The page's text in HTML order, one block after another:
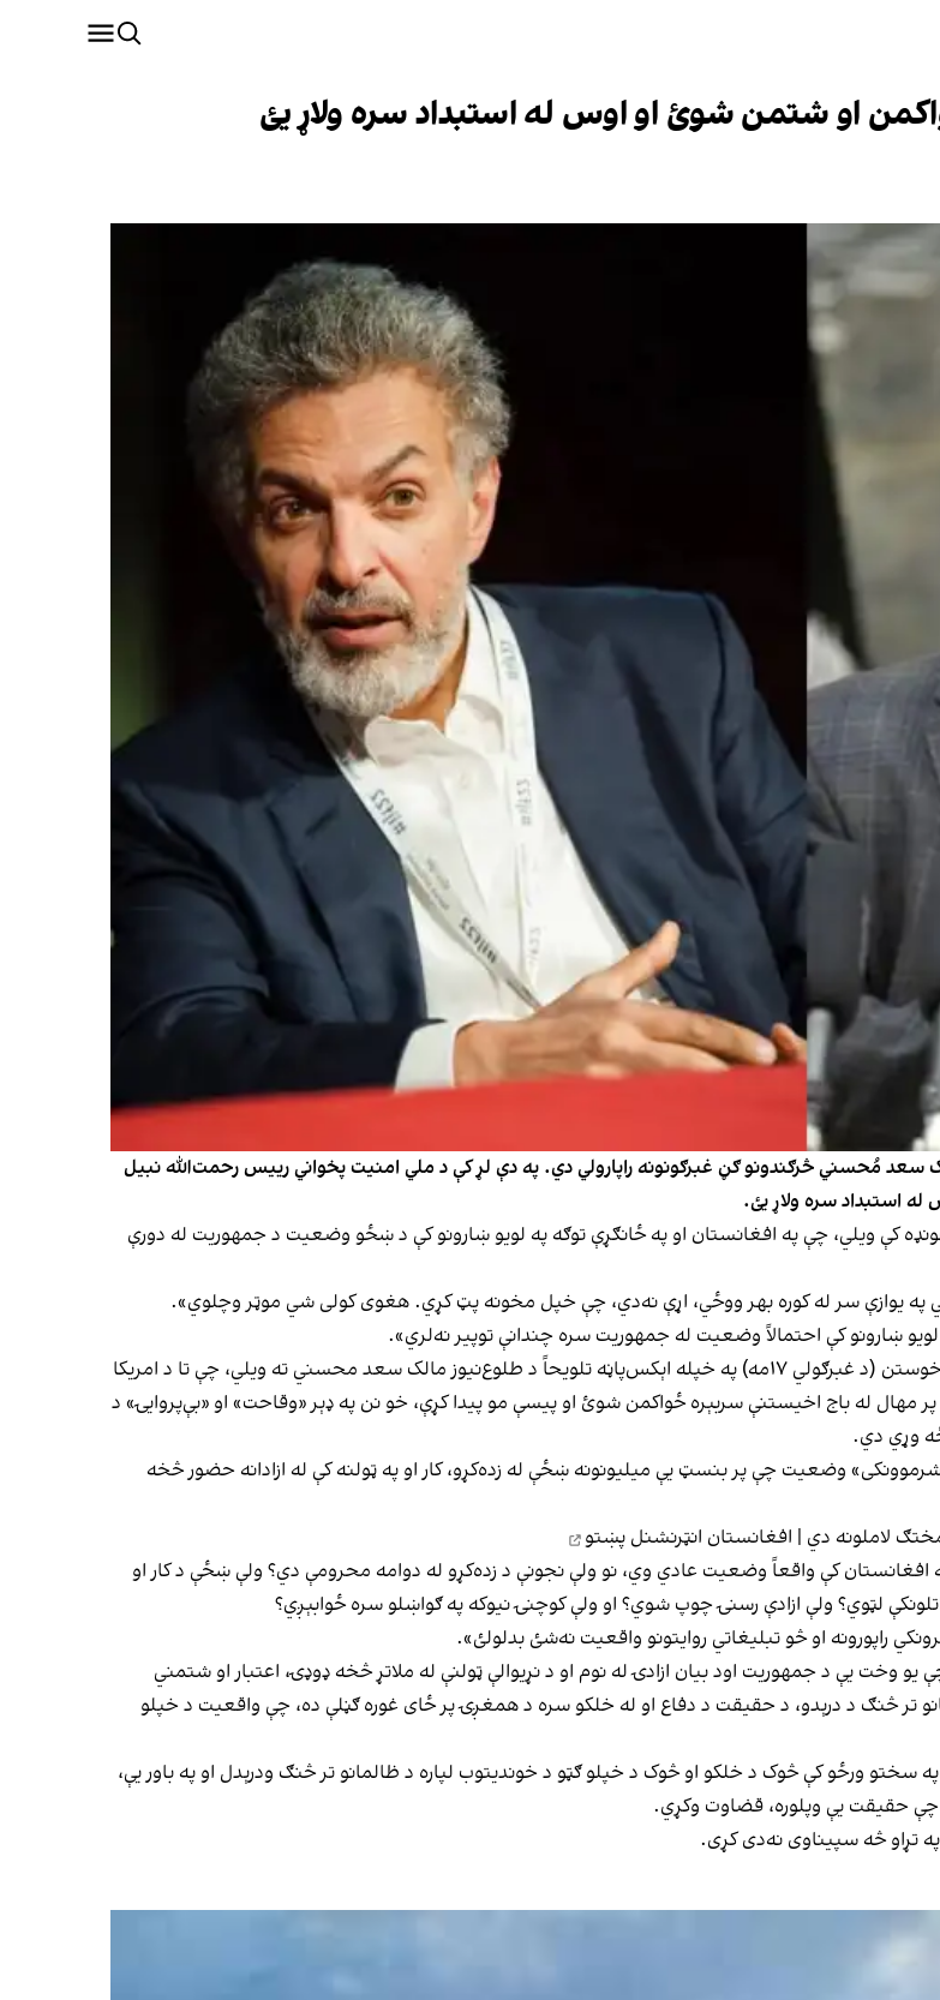
او شتمن شوئ او اوس له استبداد سره ولاړ یئ
مُحسني څرګندونو ګڼ غبرګونونه راپارولي دي. په دې لړ کې د ملي امنیت پخواني رييس رحمت‌الله نبیل
استبداد سره ولاړ یئ.
کې ویلي، چې په افغانستان او په ځانګړې توګه په لویو ښارونو کې د ښځو وضعیت د جمهوریت له دورې
یوازې سر له کوره بهر ووځي، اړې نه‌دي، چې خپل مخونه پټ کړي. هغوی کولی شي موټر وچلوي».
ښارونو کې احتمالاً وضعیت له جمهوریت سره چندانې توپیر نه‌لري».
د افغانستان د ملي امنیت پخواني رييس رحمت‌الله نبیل د یکشنبې په ماخوستن (د غبرګولي ۱۷مه) په خپله اېکس‌پاڼه تلویحاً د طلوع‌نیوز مالک سعد محسني ته ویلي، چې تا د امریکا
مهال له باج اخیستنې سربېره ځواکمن شوئ او پیسې مو پیدا کړې، خو نن په ډېر «وقاحت» او «بې‌پروایۍ» د
وړي دي.
وضعیت چې پر بنسټ یې میلیونونه ښځې له زده‌کړو، کار او په ټولنه کې له ازادانه حضور څخه
لاملونه دي | افغانستان انټرنشنل پښتو
افغانستان کې واقعاً وضعیت عادي وي، نو ولې نجونې د زده‌کړو له دوامه محرومې دي؟ ولې ښځې د کار او
لټوي؟ ولې ازادې رسنۍ چوپ شوي؟ او ولې کوچنۍ نیوکه په ګواښلو سره ځوابېږي؟
راپورونه او څو تبلیغاتي روایتونو واقعیت نه‌شئ بدلولئ».
یې د جمهوریت اود بیان ازادۍ له نوم او د نړیوالې ټولنې له ملاتړ څخه ډوډۍ، اعتبار او شتمني
تر څنګ د درېدو، د حقیقت د دفاع او له خلکو سره د همغږۍ پر ځای غوره ګڼلې ده، چې واقعیت د خپلو
ورځو کې څوک د خلکو او څوک د خپلو ګټو د خوندیتوب لپاره د ظالمانو تر څنګ ودرېدل او په باور یې،
حقیقت یې وپلوره، قضاوت وکړي.
تړاو څه سپیناوی نه‌دی کړی.